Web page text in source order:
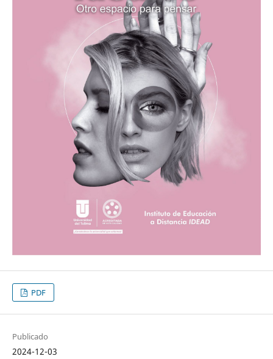
PDF
Publicado
2024-12-03